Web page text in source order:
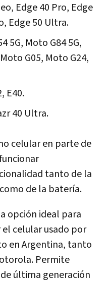
Edge 40 Pro, Edge
Edge 50 Ultra.
5G, Moto G84 5G,
G05, Moto G24,
E40.
40 Ultra.
celular en parte de
tanto de la
de la batería.
opción ideal para
el celular usado por
en Argentina, tanto
Permite
última generación